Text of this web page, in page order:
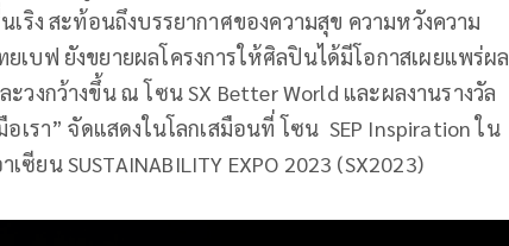
ริง สะท้อนถึงบรรยากาศของความสุข ความหวังความ
บฟ ยังขยายผลโครงการให้ศิลปินได้มีโอกาสเผยแพร่ผล
วงกว้างขึ้น ณ โซน SX Better World และผลงานรางวัล
เรา” จัดแสดงในโลกเสมือนที่ โซน SEP Inspiration ใน
น SUSTAINABILITY EXPO 2023 (SX2023)